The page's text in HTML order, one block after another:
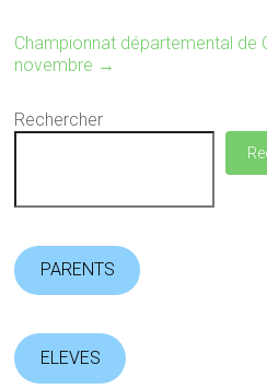
Championnat départemental de
novembre →
Rechercher
PARENTS
ELEVES